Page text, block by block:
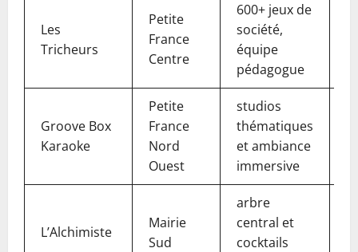
Les
Tricheurs
Petite
France
Centre
600+ jeux de
société,
équipe
pédagogue
Groove Box
Karaoke
Petite
France
Nord
Ouest
studios
thématiques
et ambiance
immersive
L’Alchimiste
Mairie
Sud
arbre
central et
cocktails